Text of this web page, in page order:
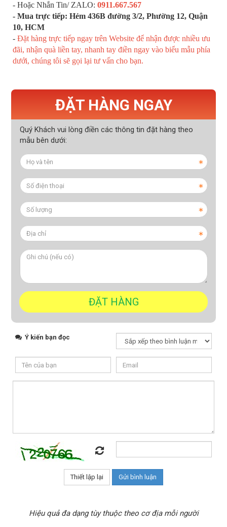
- Hoặc Nhắn Tin/ ZALO: 0911.667.567
- Mua trực tiếp: Hẻm 436B đường 3/2, Phường 12, Quận
10, HCM
- Đặt hàng trực tiếp ngay trên Website để nhận được nhiều ưu
đãi, nhận quà liền tay, nhanh tay điền ngay vào biểu mẫu phía
dưới, chúng tôi sẽ gọi lại tư vấn cho bạn.
ĐẶT HÀNG NGAY
Quý Khách vui lòng điền các thông tin đặt hàng theo
mẫu bên dưới:
Ý kiến bạn đọc
Hiệu quả đa dạng tùy thuộc theo cơ địa mỗi người